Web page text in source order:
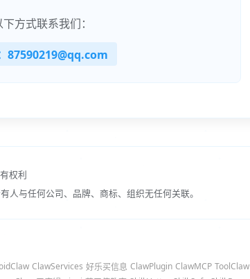
方式联系我们：
87590219@qq.com
权利
与任何公司、品牌、商标、组织无任何关联。
ClawServices 好乐买信息 ClawPlugin ClawMCP ToolClaw